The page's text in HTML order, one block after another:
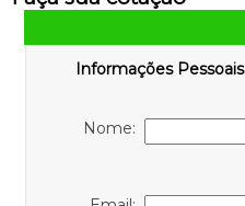
Informações Pessoais
Nome: